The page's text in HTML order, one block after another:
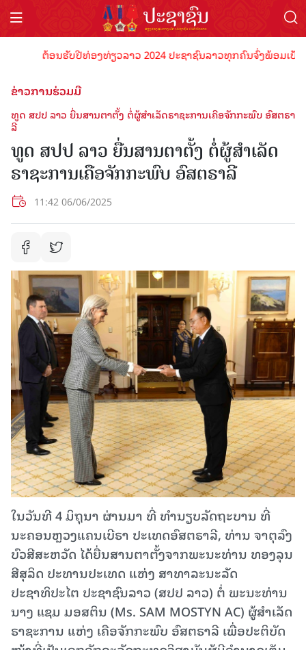
ຕ້ອນຮັບປີທ່ອງທ່ຽວລາວ 2024 ປະຊາຊົນລາວທຸກຄົນຈົ່ງພ້ອມເປັນ
ຂ່າວການຮ່ວມມື
ທູດ ສປປ ລາວ ຍື່ນ​ສານຕາ​ຕັ້ງ ຕໍ່​ຜູ້​ສຳ​ເລັດ​ຣາ​ຊະ​ການ​ເຄືອ​ຈັກ​ກະ​ພົບ ອົສຕ​ຣາ​
ລີ
ທູດ ສປປ ລາວ ຍື່ນ​ສານຕາ​ຕັ້ງ ຕໍ່​ຜູ້​ສຳ​ເລັດ​
ຣາ​ຊະ​ການ​ເຄືອ​ຈັກ​ກະ​ພົບ ອົສຕ​ຣາ​ລີ
11:42 06/06/2025
ໃນວັນທີ 4 ມິຖຸນາ ຜ່ານມາ ທີ່ ທໍານຽບລັດຖະບານ ທີ່
ນະຄອນຫຼວງແຄນເບີຣາ ປະເທດອົສຕຣາລີ, ທ່ານ ຈາຕຸລົງ
ບົວສີສະຫວັດ ໄດ້ຍື່ນສານຕາຕັ້ງຈາກພະນະທ່ານ ທອງລຸນ
ສີສຸລິດ ປະທານປະເທດ ແຫ່ງ ສາທາລະນະລັດ
ປະຊາທິປະໄຕ ປະຊາຊົນລາວ (ສປປ ລາວ) ຕໍ່ ພະນະທ່ານ
ນາງ ແຊມ ມອສຕິນ (Ms. SAM MOSTYN AC) ຜູ້ສຳເລັດ
ຣາຊະການ ແຫ່ງ ເຄືອຈັກກະພົບ ອົສຕຣາລີ ເພື່ອປະຕິບັດ